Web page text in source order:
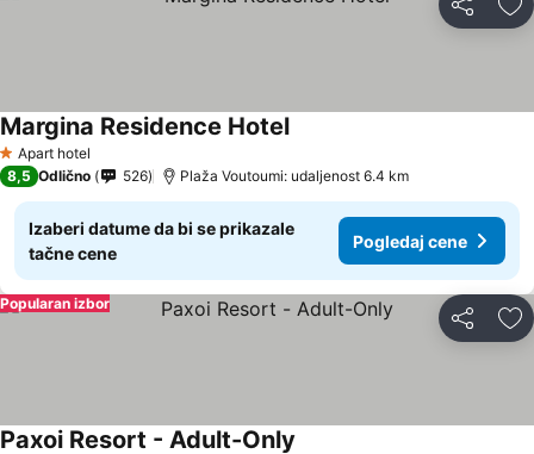
Deli
1 Zvezdice
Apart hotel
Margina Residence HotelPogledaj cene
8,5 Odlično 526 Plaža Voutoumi: udaljenost 6.4 km
Izaberi datume da bi se prikazale
tačne cene
Pogledaj cene
Deli
Popularan izbor
Paxoi Resort - Adult-Only